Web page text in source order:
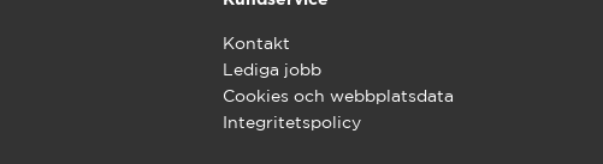
Kontakt
Lediga jobb
Cookies och webbplatsdata
Integritetspolicy